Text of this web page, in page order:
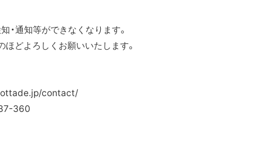
通知等ができなくなります。
ほどよろしくお願いいたします。
contact/
360